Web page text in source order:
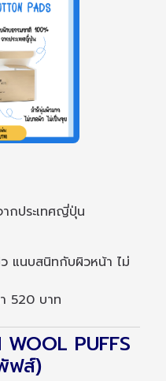
ากประเทศญี่ปุ่น
แนบสนิทกับผิวหน้า ไม่
520 บาท
WOOL PUFFS
ฟส์)